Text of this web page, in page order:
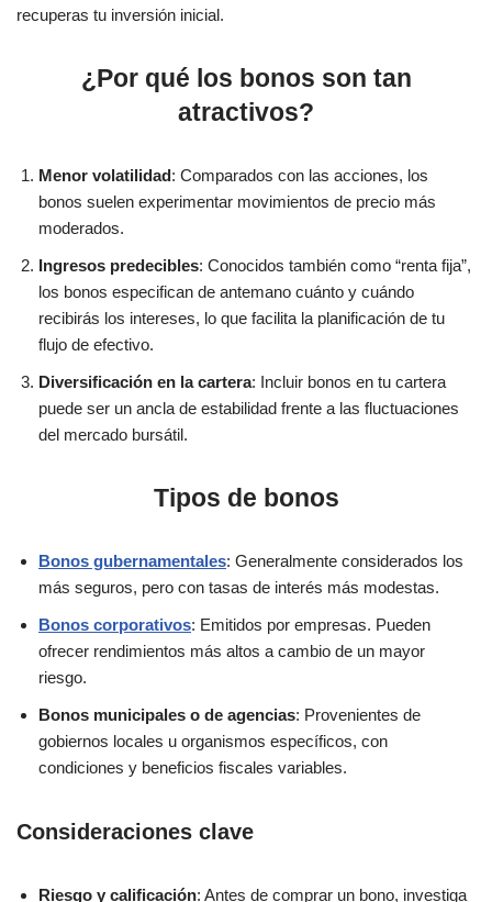
recuperas tu inversión inicial.
¿Por qué los bonos son tan
atractivos?
Menor volatilidad: Comparados con las acciones, los
bonos suelen experimentar movimientos de precio más
moderados.
Ingresos predecibles: Conocidos también como “renta fija”,
los bonos especifican de antemano cuánto y cuándo
recibirás los intereses, lo que facilita la planificación de tu
flujo de efectivo.
Diversificación en la cartera: Incluir bonos en tu cartera
puede ser un ancla de estabilidad frente a las fluctuaciones
del mercado bursátil.
Tipos de bonos
Bonos gubernamentales: Generalmente considerados los
más seguros, pero con tasas de interés más modestas.
Bonos corporativos: Emitidos por empresas. Pueden
ofrecer rendimientos más altos a cambio de un mayor
riesgo.
Bonos municipales o de agencias: Provenientes de
gobiernos locales u organismos específicos, con
condiciones y beneficios fiscales variables.
Consideraciones clave
Riesgo y calificación: Antes de comprar un bono, investiga